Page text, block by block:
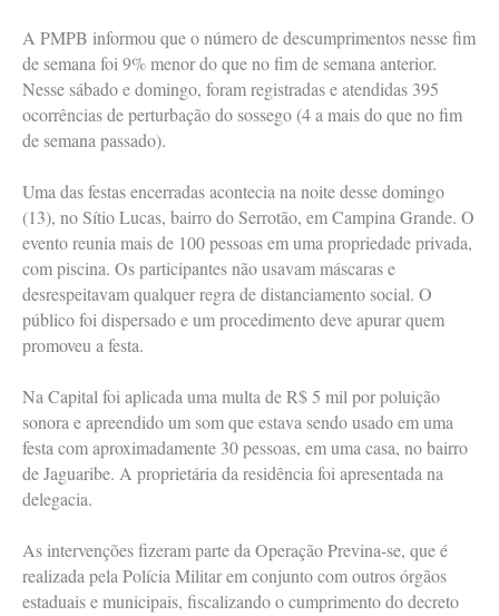
A PMPB informou que o número de descumprimentos nesse fim
de semana foi 9% menor do que no fim de semana anterior.
Nesse sábado e domingo, foram registradas e atendidas 395
ocorrências de perturbação do sossego (4 a mais do que no fim
de semana passado).
Uma das festas encerradas acontecia na noite desse domingo
(13), no Sítio Lucas, bairro do Serrotão, em Campina Grande. O
evento reunia mais de 100 pessoas em uma propriedade privada,
com piscina. Os participantes não usavam máscaras e
desrespeitavam qualquer regra de distanciamento social. O
público foi dispersado e um procedimento deve apurar quem
promoveu a festa.
Na Capital foi aplicada uma multa de R$ 5 mil por poluição
sonora e apreendido um som que estava sendo usado em uma
festa com aproximadamente 30 pessoas, em uma casa, no bairro
de Jaguaribe. A proprietária da residência foi apresentada na
delegacia.
As intervenções fizeram parte da Operação Previna-se, que é
realizada pela Polícia Militar em conjunto com outros órgãos
estaduais e municipais, fiscalizando o cumprimento do decreto